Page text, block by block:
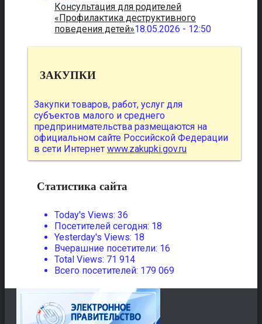
Консультация для родителей
«Профилактика деструктивного
поведения детей»18.05.2026 - 12:50
ЗАКУПКИ
Закупки товаров, работ, услуг для
субъектов малого и среднего
предпринимательства размещаются на
официальном сайте Российской Федерации
в сети Интернет www.zakupki.gov.ru
Статистика сайта
Today's Views: 36
Посетителей сегодня: 18
Yesterday's Views: 18
Вчерашние посетители: 16
Total Views: 71 914
Всего посетителей: 179 069